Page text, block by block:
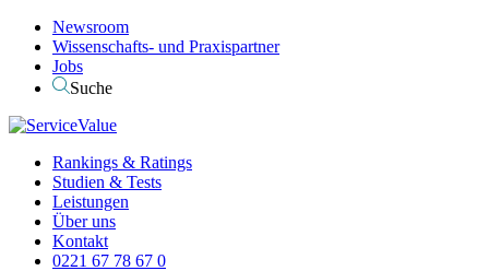
Newsroom
Wissenschafts- und Praxispartner
Jobs
Suche
Rankings & Ratings
Studien & Tests
Leistungen
Über uns
Kontakt
0221 67 78 67 0